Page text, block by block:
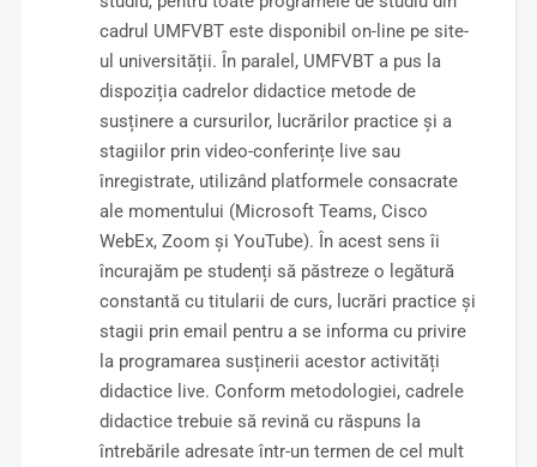
cadrul UMFVBT este disponibil on-line pe site-
ul universității. În paralel, UMFVBT a pus la
dispoziția cadrelor didactice metode de
susținere a cursurilor, lucrărilor practice și a
stagiilor prin video-conferințe live sau
înregistrate, utilizând platformele consacrate
ale momentului (Microsoft Teams, Cisco
WebEx, Zoom și YouTube). În acest sens îi
încurajăm pe studenți să păstreze o legătură
constantă cu titularii de curs, lucrări practice și
stagii prin email pentru a se informa cu privire
la programarea susținerii acestor activități
didactice live. Conform metodologiei, cadrele
didactice trebuie să revină cu răspuns la
întrebările adresate într-un termen de cel mult